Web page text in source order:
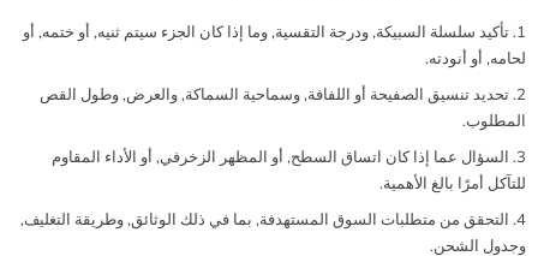
تأكيد سلسلة السبيكة, ودرجة التقسية, وما إذا كان الجزء سيتم ثنيه, أو ختمه, أو
لحامه, أو أنودته.
تحديد تنسيق الصفيحة أو اللفافة, وسماحية السماكة, والعرض, وطول القص
المطلوب.
السؤال عما إذا كان اتساق السطح, أو المظهر الزخرفي, أو الأداء المقاوم
للتآكل أمرًا بالغ الأهمية.
التحقق من متطلبات السوق المستهدفة, بما في ذلك الوثائق, وطريقة التغليف,
وجدول الشحن.